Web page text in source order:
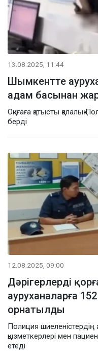
13.08.2025, 11:44
Шымкентте
адам басынан
Оқиғаға қатысты қалалық
берді
12.08.2025, 09:00
Дәрігерлерді
ауруханаларға
орнатылды
Полиция
қызметкерлері мен
етеді